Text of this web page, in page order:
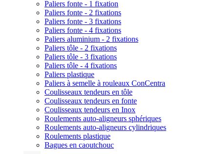
Paliers fonte - 1 fixation
Paliers fonte - 2 fixations
Paliers fonte - 3 fixations
Paliers fonte - 4 fixations
Paliers aluminium - 2 fixations
Paliers tôle - 2 fixations
Paliers tôle - 3 fixations
Paliers tôle - 4 fixations
Paliers plastique
Paliers à semelle à rouleaux ConCentra
Coulisseaux tendeurs en tôle
Coulisseaux tendeurs en fonte
Coulisseaux tendeurs en Inox
Roulements auto-aligneurs sphériques
Roulements auto-aligneurs cylindriques
Roulements plastique
Bagues en caoutchouc